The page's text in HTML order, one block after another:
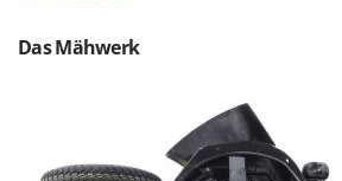
Marina Systems
McCulloch
Das Mähwerk